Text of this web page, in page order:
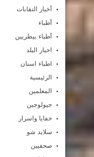
أخبار النقابات
أطباء
أطباء بيطريين
اخبار البلد
اطباء اسنان
الرئيسية
المعلمين
جيولوجين
خفايا واسرار
سلايد شو
صحفيين